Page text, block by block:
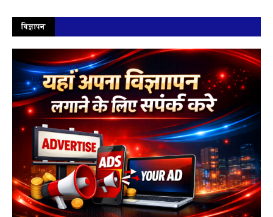
विज्ञापन